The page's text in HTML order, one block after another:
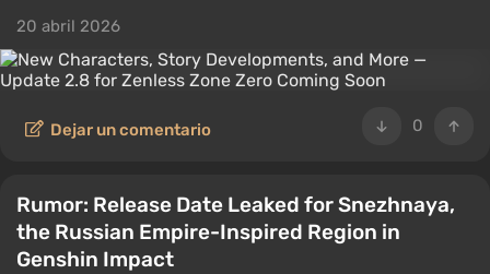
20 abril 2026
0
Dejar un comentario
Rumor: Release Date Leaked for Snezhnaya,
the Russian Empire-Inspired Region in
Genshin Impact